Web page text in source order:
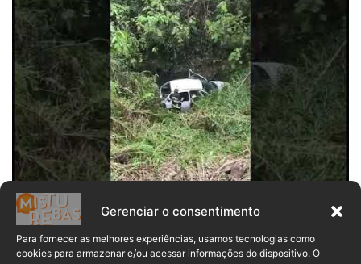
Gerenciar o consentimento
Para fornecer as melhores experiências, usamos tecnologias como
cookies para armazenar e/ou acessar informações do dispositivo. O
Acidente de trânsito